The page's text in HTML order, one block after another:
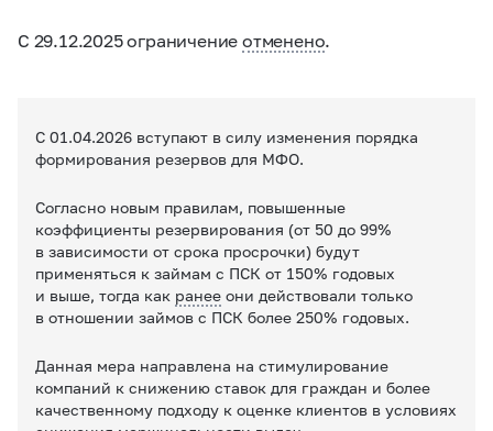
С 29.12.2025 ограничениеотменено.
С 01.04.2026 вступают в силу изменения порядка
формирования резервов для МФО.
Согласно новым правилам, повышенные
коэффициенты резервирования (от 50 до 99%
в зависимости от срока просрочки) будут
применяться к займам с ПСК от 150% годовых
и выше, тогда как ранее они действовали только
в отношении займов с ПСК более 250% годовых.
Данная мера направлена на стимулирование
компаний к снижению ставок для граждан и более
качественному подходу к оценке клиентов в условиях